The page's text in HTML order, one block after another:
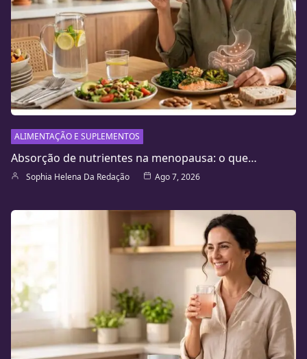
ALIMENTAÇÃO E SUPLEMENTOS
Absorção de nutrientes na menopausa: o que…
Sophia Helena Da Redação Ago 7, 2026